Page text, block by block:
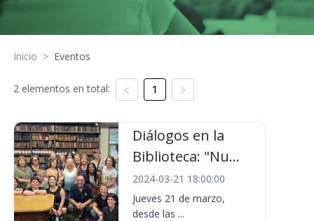
Inicio > Eventos
2 elementos en total: 1
Diálogos en la
Biblioteca: "Nu...
2024-03-21 18:00:00
Jueves 21 de marzo,
desde las ...